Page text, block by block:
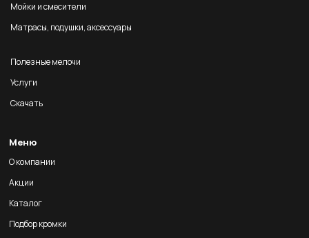
Мойки и смесители
Матрасы, подушки, аксессуары
Полезные мелочи
Услуги
Скачать
Меню
О компании
Акции
Каталог
Подбор кромки